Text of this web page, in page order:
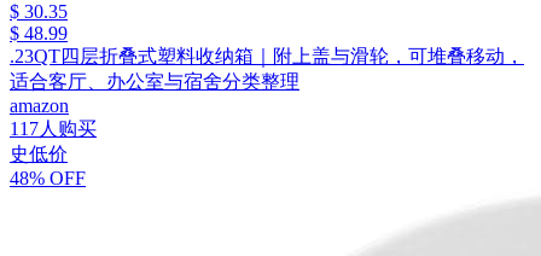
$ 30.35
$ 48.99
.23QT四层折叠式塑料收纳箱｜附上盖与滑轮，可堆叠移动，
适合客厅、办公室与宿舍分类整理
amazon
117人购买
史低价
48% OFF